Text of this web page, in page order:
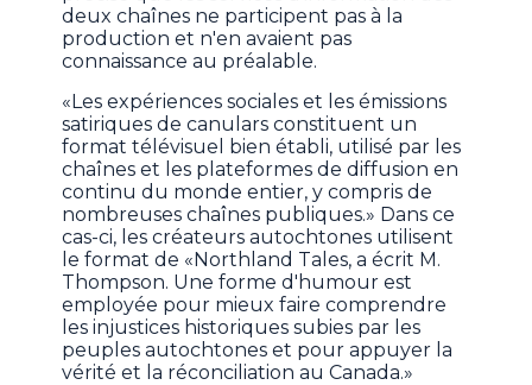
deux chaînes ne participent pas à la
production et n'en avaient pas
connaissance au préalable.
«Les expériences sociales et les émissions
satiriques de canulars constituent un
format télévisuel bien établi, utilisé par les
chaînes et les plateformes de diffusion en
continu du monde entier, y compris de
nombreuses chaînes publiques.» Dans ce
cas-ci, les créateurs autochtones utilisent
le format de «Northland Tales, a écrit M.
Thompson. Une forme d'humour est
employée pour mieux faire comprendre
les injustices historiques subies par les
peuples autochtones et pour appuyer la
vérité et la réconciliation au Canada.»